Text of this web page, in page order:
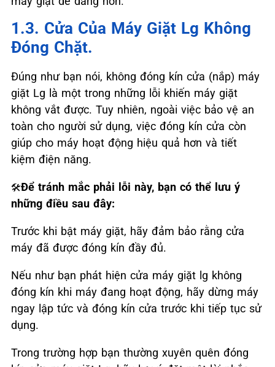
1.3. Cửa Của Máy Giặt Lg Không
Đóng Chặt.
Đúng như bạn nói, không đóng kín cửa (nắp) máy
giặt Lg là một trong những lỗi khiến máy giặt
không vắt được. Tuy nhiên, ngoài việc bảo vệ an
toàn cho người sử dụng, việc đóng kín cửa còn
giúp cho máy hoạt động hiệu quả hơn và tiết
kiệm điện năng.
🛠️Để tránh mắc phải lỗi này, bạn có thể lưu ý
những điều sau đây:
Trước khi bật máy giặt, hãy đảm bảo rằng cửa
máy đã được đóng kín đầy đủ.
Nếu như bạn phát hiện cửa máy giặt lg không
đóng kín khi máy đang hoạt động, hãy dừng máy
ngay lập tức và đóng kín cửa trước khi tiếp tục sử
dụng.
Trong trường hợp bạn thường xuyên quên đóng